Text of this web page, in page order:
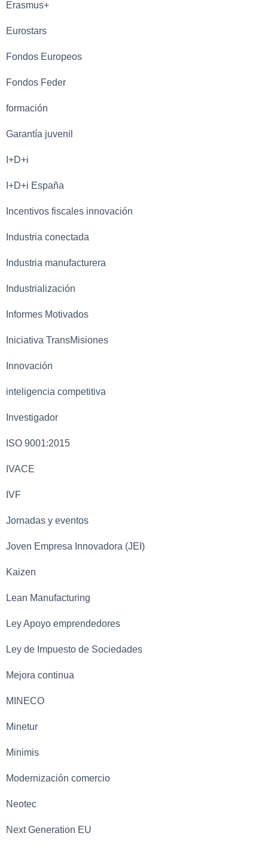
Erasmus+
Eurostars
Fondos Europeos
Fondos Feder
formación
Garantía juvenil
I+D+i
I+D+i España
Incentivos fiscales innovación
Industria conectada
Industria manufacturera
Industrialización
Informes Motivados
Iniciativa TransMisiones
Innovación
inteligencia competitiva
Investigador
ISO 9001:2015
IVACE
IVF
Jornadas y eventos
Joven Empresa Innovadora (JEI)
Kaizen
Lean Manufacturing
Ley Apoyo emprendedores
Ley de Impuesto de Sociedades
Mejora continua
MINECO
Minetur
Minimis
Modernización comercio
Neotec
Next Generation EU